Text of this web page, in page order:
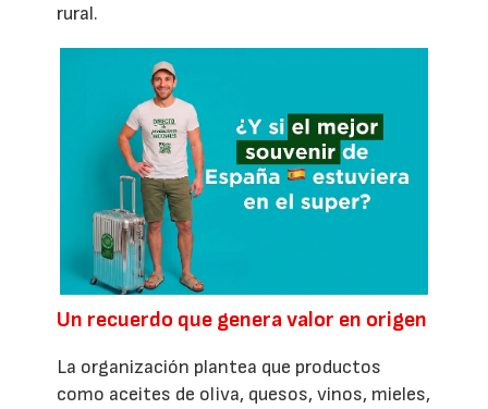
rural.
Un recuerdo que genera valor en origen
La organización plantea que productos
como aceites de oliva, quesos, vinos, mieles,